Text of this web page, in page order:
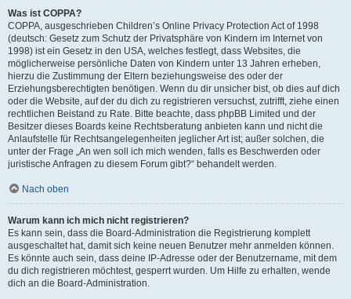
Was ist COPPA?
COPPA, ausgeschrieben Children’s Online Privacy Protection Act of 1998
(deutsch: Gesetz zum Schutz der Privatsphäre von Kindern im Internet von
1998) ist ein Gesetz in den USA, welches festlegt, dass Websites, die
möglicherweise persönliche Daten von Kindern unter 13 Jahren erheben,
hierzu die Zustimmung der Eltern beziehungsweise des oder der
Erziehungsberechtigten benötigen. Wenn du dir unsicher bist, ob dies auf dich
oder die Website, auf der du dich zu registrieren versuchst, zutrifft, ziehe einen
rechtlichen Beistand zu Rate. Bitte beachte, dass phpBB Limited und der
Besitzer dieses Boards keine Rechtsberatung anbieten kann und nicht die
Anlaufstelle für Rechtsangelegenheiten jeglicher Art ist; außer solchen, die
unter der Frage „An wen soll ich mich wenden, falls es Beschwerden oder
juristische Anfragen zu diesem Forum gibt?“ behandelt werden.
Nach oben
Warum kann ich mich nicht registrieren?
Es kann sein, dass die Board-Administration die Registrierung komplett
ausgeschaltet hat, damit sich keine neuen Benutzer mehr anmelden können.
Es könnte auch sein, dass deine IP-Adresse oder der Benutzername, mit dem
du dich registrieren möchtest, gesperrt wurden. Um Hilfe zu erhalten, wende
dich an die Board-Administration.